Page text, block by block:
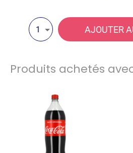
1 AJOUTER
Produits achetés